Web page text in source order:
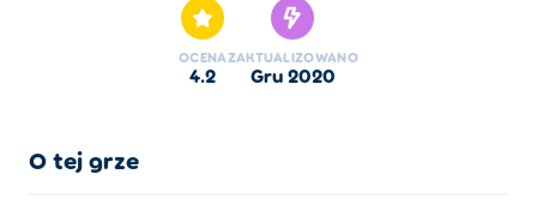
takie tryby jak Career i 2-Player. Rozpoczniesz jako
Pinko. Weź piłkę i użyj jej, aby przejść wyżej. Strzelaj
piłką do kosza z Froggo, Timmy i Nerdo!
OCENA
4.2
ZAKTUALIZOWANO
gru 2020
O tej grze